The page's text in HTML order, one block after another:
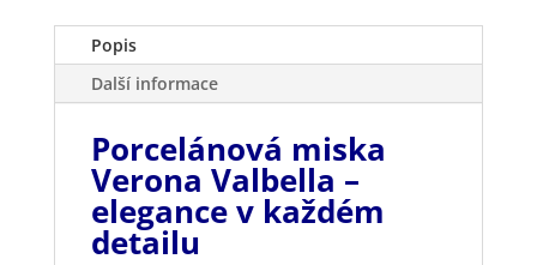
Popis
Další informace
Porcelánová miska
Verona Valbella –
elegance v každém
detailu